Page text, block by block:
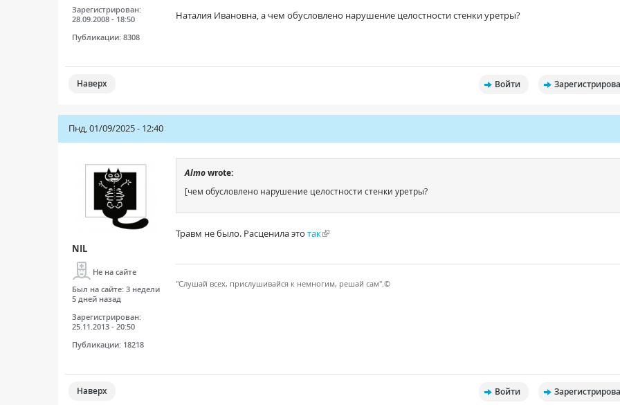
Зарегистрирован:
28.09.2008 - 18:50
Публикации: 8308
Наталия Ивановна, а чем обусловлено нарушение целостности стенки уретры?
Наверх Войти
Пнд, 01/09/2025 - 12:40
NIL
Не на сайте
Был на сайте: 3 недели
5 дней назад
Зарегистрирован:
25.11.2013 - 20:50
Публикации: 18218
Almowrote:
[чем обусловлено нарушение целостности стенки уретры?
Травм не было. Расценила это так
"Слушай всех, прислушивайся к немногим, решай сам".©
Наверх Войти